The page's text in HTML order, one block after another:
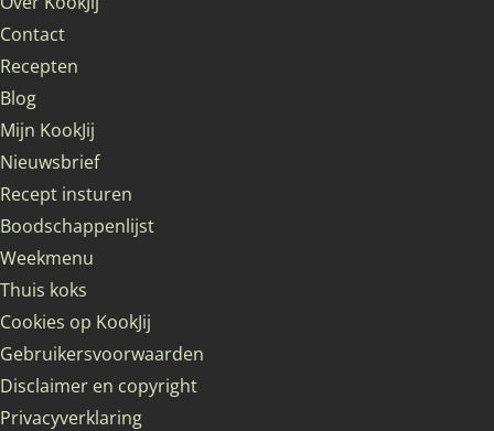
Contact
Recepten
Blog
Mijn KookJij
Nieuwsbrief
Recept insturen
Boodschappenlijst
Weekmenu
Thuis koks
Cookies op KookJij
Gebruikersvoorwaarden
Disclaimer en copyright
Privacyverklaring